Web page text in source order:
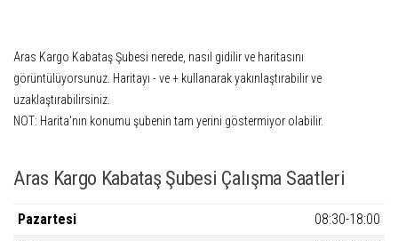
Aras Kargo Kabataş Şubesi nerede, nasıl gidilir ve haritasını
görüntülüyorsunuz. Haritayı - ve + kullanarak yakınlaştırabilir ve
uzaklaştırabilirsiniz.
NOT: Harita'nın konumu şubenin tam yerini göstermiyor olabilir.
Aras Kargo Kabataş Şubesi Çalışma Saatleri
Pazartesi
08:30-18:00